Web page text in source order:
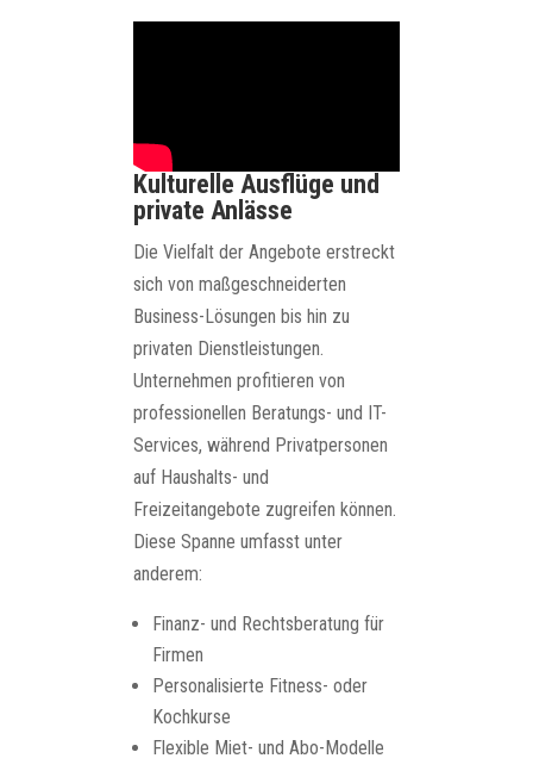
Kulturelle Ausflüge und
private Anlässe
Die Vielfalt der Angebote erstreckt
sich von maßgeschneiderten
Business-Lösungen bis hin zu
privaten Dienstleistungen.
Unternehmen profitieren von
professionellen Beratungs- und IT-
Services, während Privatpersonen
auf Haushalts- und
Freizeitangebote zugreifen können.
Diese Spanne umfasst unter
anderem:
Finanz- und Rechtsberatung für
Firmen
Personalisierte Fitness- oder
Kochkurse
Flexible Miet- und Abo-Modelle